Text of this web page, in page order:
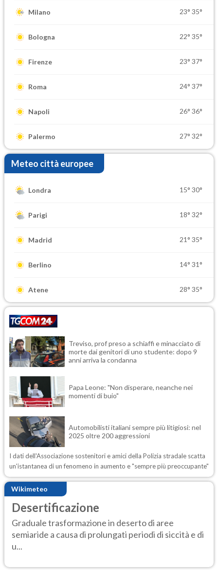
Milano 23° 35°
Bologna 22° 35°
Firenze 23° 37°
Roma 24° 37°
Napoli 26° 36°
Palermo 27° 32°
Meteo città europee
Londra 15° 30°
Parigi 18° 32°
Madrid 21° 35°
Berlino 14° 31°
Atene 28° 35°
Treviso, prof preso a schiaffi e minacciato di
morte dai genitori di uno studente: dopo 9
anni arriva la condanna
Papa Leone: "Non disperare, neanche nei
momenti di buio"
Automobilisti italiani sempre più litigiosi: nel
2025 oltre 200 aggressioni
I dati dell'Associazione sostenitori e amici della Polizia stradale scatta
un'istantanea di un fenomeno in aumento e "sempre più preoccupante"
Wikimeteo
Desertificazione
Graduale trasformazione in deserto di aree
semiaride a causa di prolungati periodi di siccità e di
u...